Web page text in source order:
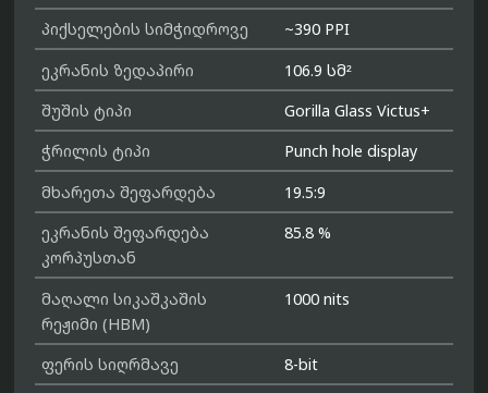
პიქსელების სიმჭიდროვე
~390 PPI
ეკრანის ზედაპირი
106.9 სმ²
შუშის ტიპი
Gorilla Glass Victus+
ჭრილის ტიპი
Punch hole display
მხარეთა შეფარდება
19.5:9
ეკრანის შეფარდება
კორპუსთან
85.8 %
მაღალი სიკაშკაშის
რეჟიმი (HBM)
1000 nits
ფერის სიღრმავე
8-bit